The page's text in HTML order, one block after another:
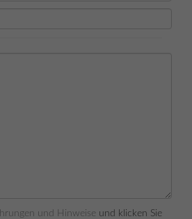
und Hinweise und klicken Sie